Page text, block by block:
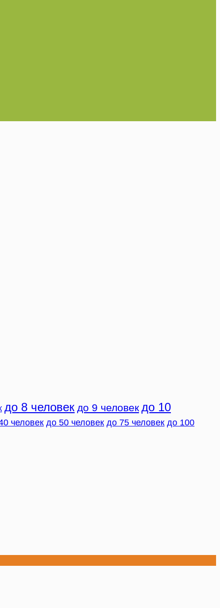
до 8 человек до 9 человек до 10
человек до 50 человек до 75 человек до 100